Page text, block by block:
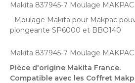
Makita 837945-7 Moulage
- Moulage Makita pour Makpac
plongeante SP6000 et BBO140
Makita 837945-7 Moulage
Pièce d'origine Makita France.
Compatible avec les Coffret